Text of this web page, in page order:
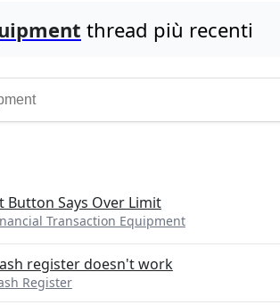
thread più recenti
Says Over Limit
Transaction Equipment
register doesn't work
Register